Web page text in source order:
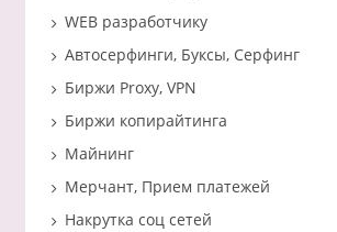
WEB разработчику
Автосерфинги, Буксы, Серфинг
Биржи Proxy, VPN
Биржи копирайтинга
Майнинг
Мерчант, Прием платежей
Накрутка соц сетей